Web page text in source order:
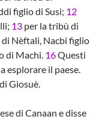
figlio di Susi; 12
13 per la tribù di
Nèftali, Nacbi figlio
di Machi. 16Questi
esplorare il paese.
Giosuè.
di Canaan e disse